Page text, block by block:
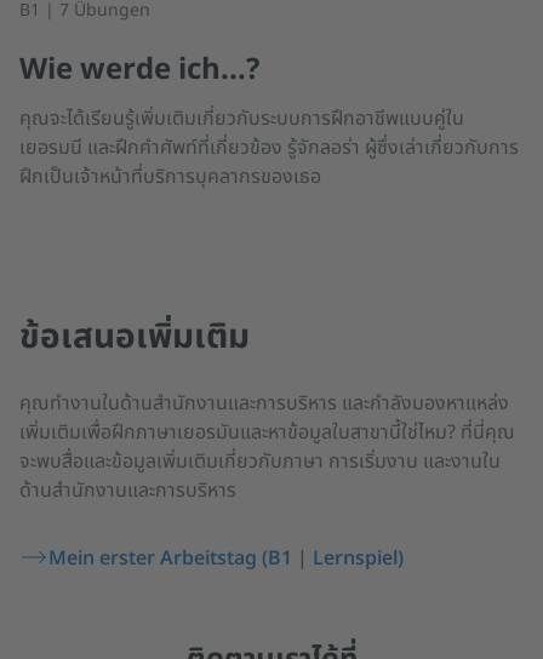
B1 | 7 Übungen
Wie werde ich...?
คุณจะได้เรียนรู้เพิ่มเติมเกี่ยวกับระบบการฝึกอาชีพแบบคู่ใน
เยอรมนี และฝึกคำศัพท์ที่เกี่ยวข้อง รู้จักลอร่า ผู้ซึ่งเล่าเกี่ยวกับการ
ฝึกเป็นเจ้าหน้าที่บริการบุคลากรของเธอ
ข้อเสนอเพิ่มเติม
คุณทำงานในด้านสำนักงานและการบริหาร และกำลังมองหาแหล่ง
เพิ่มเติมเพื่อฝึกภาษาเยอรมันและหาข้อมูลในสาขานี้ใช่ไหม? ที่นี่คุณ
จะพบสื่อและข้อมูลเพิ่มเติมเกี่ยวกับภาษา การเริ่มงาน และงานใน
ด้านสำนักงานและการบริหาร
Mein erster Arbeitstag (B1 | Lernspiel)